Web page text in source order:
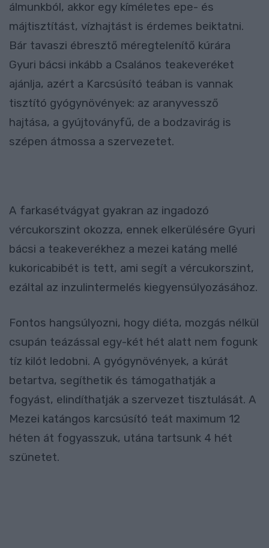
álmunkból, akkor egy kíméletes epe- és
májtisztítást, vízhajtást is érdemes beiktatni.
Bár tavaszi ébresztő méregtelenítő kúrára
Gyuri bácsi inkább a Csalános teakeveréket
ajánlja, azért a Karcsúsító teában is vannak
tisztító gyógynövények: az aranyvessző
hajtása, a gyújtoványfű, de a bodzavirág is
szépen átmossa a szervezetet.
A farkasétvágyat gyakran az ingadozó
vércukorszint okozza, ennek elkerülésére Gyuri
bácsi a teakeverékhez a mezei katáng mellé
kukoricabibét is tett, ami segít a vércukorszint,
ezáltal az inzulintermelés kiegyensúlyozásához.
Fontos hangsúlyozni, hogy diéta, mozgás nélkül
csupán teázással egy-két hét alatt nem fogunk
tíz kilót ledobni. A gyógynövények, a kúrát
betartva, segíthetik és támogathatják a
fogyást, elindíthatják a szervezet tisztulását. A
Mezei katángos karcsúsító teát maximum 12
héten át fogyasszuk, utána tartsunk 4 hét
szünetet.